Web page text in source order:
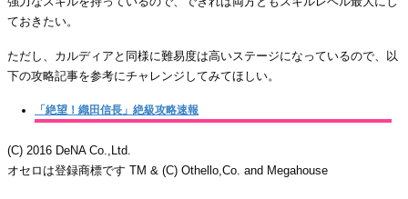
ておきたい。
ただし、カルディアと同様に難易度は高いステージになっているので、以
下の攻略記事を参考にチャレンジしてみてほしい。
「絶望！織田信長」絶級攻略速報
(C) 2016 DeNA Co.,Ltd.
オセロは登録商標です TM & (C) Othello,Co. and Megahouse